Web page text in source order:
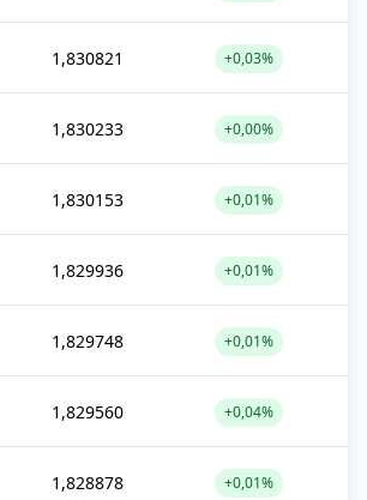
1,830821 +0,03%
1,830233 +0,00%
1,830153 +0,01%
1,829936 +0,01%
1,829748 +0,01%
1,829560 +0,04%
1,828878 +0,01%